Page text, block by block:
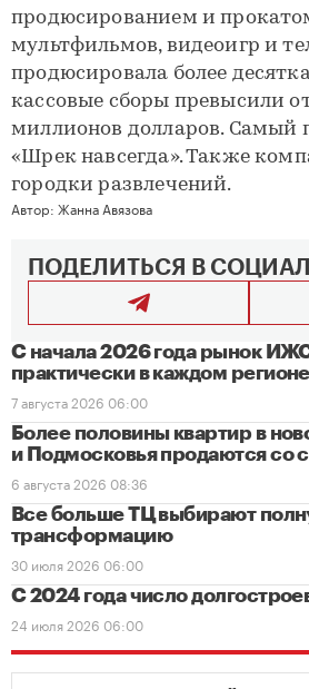
продюсированием и
мультфильмов, видеоигр и
продюсировала более
кассовые сборы превысили
миллионов долларов. Самый
«Шрек навсегда». Также
городки развлечений.
Автор: Жанна Авязова
ПОДЕЛИТЬСЯ В
С начала 2026 года рынок
практически в каждом регионе
7 августа 2026 06:00
Более половины квартир в
и Подмосковья продаются со
6 августа 2026 08:36
Все больше ТЦ выбирают
трансформацию
30 июля 2026 06:00
С 2024 года число
24 июля 2026 06:00